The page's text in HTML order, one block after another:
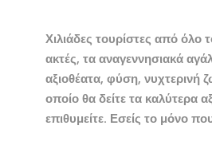
Χιλιάδες τουρίστες από όλο
ακτές, τα αναγεννησιακά
αξιοθέατα, φύση, νυχτερινή
οποίο θα δείτε τα καλύτερα
επιθυμείτε. Εσείς το μόνο